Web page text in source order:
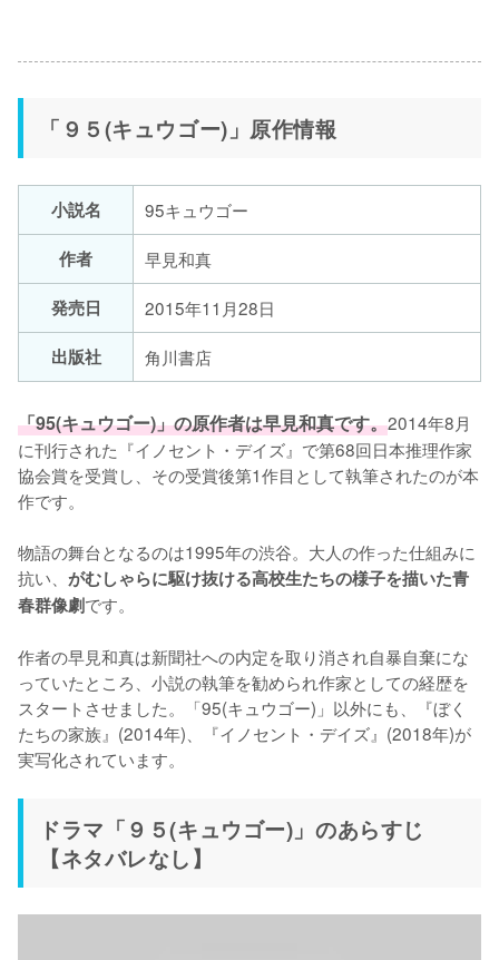
「９５(キュウゴー)」原作情報
小説名
95キュウゴー
作者
早見和真
発売日
2015年11月28日
出版社
角川書店
「95(キュウゴー)」の原作者は早見和真です。2014年8月
に刊行された『イノセント・デイズ』で第68回日本推理作家
協会賞を受賞し、その受賞後第1作目として執筆されたのが本
作です。
物語の舞台となるのは1995年の渋谷。大人の作った仕組みに
抗い、 がむしゃらに駆け抜ける高校生たちの様子を描いた青
春群像劇です。
作者の早見和真は新聞社への内定を取り消され自暴自棄にな
っていたところ、小説の執筆を勧められ作家としての経歴を
スタートさせました。「95(キュウゴー)」以外にも、『ぼく
たちの家族』(2014年)、『イノセント・デイズ』(2018年)が
実写化されています。
ドラマ「９５(キュウゴー)」のあらすじ
【ネタバレなし】